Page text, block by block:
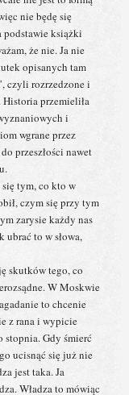
nie będę się
podstawie książki
że nie. Ja nie
opisanych tam
czyli rozrzedzone i
przemieliła
i
wgrane przez
przeszłości nawet
tym, co kto w
czym się przy tym
zarysie każdy nas
ubrać to w słowa,
skutków tego, co
W Moskwie
to chcenie
z rana i wypicie
stopnia. Gdy śmierć
ucisnąć się już nie
jest taka. Ja
Władza to mówiąc